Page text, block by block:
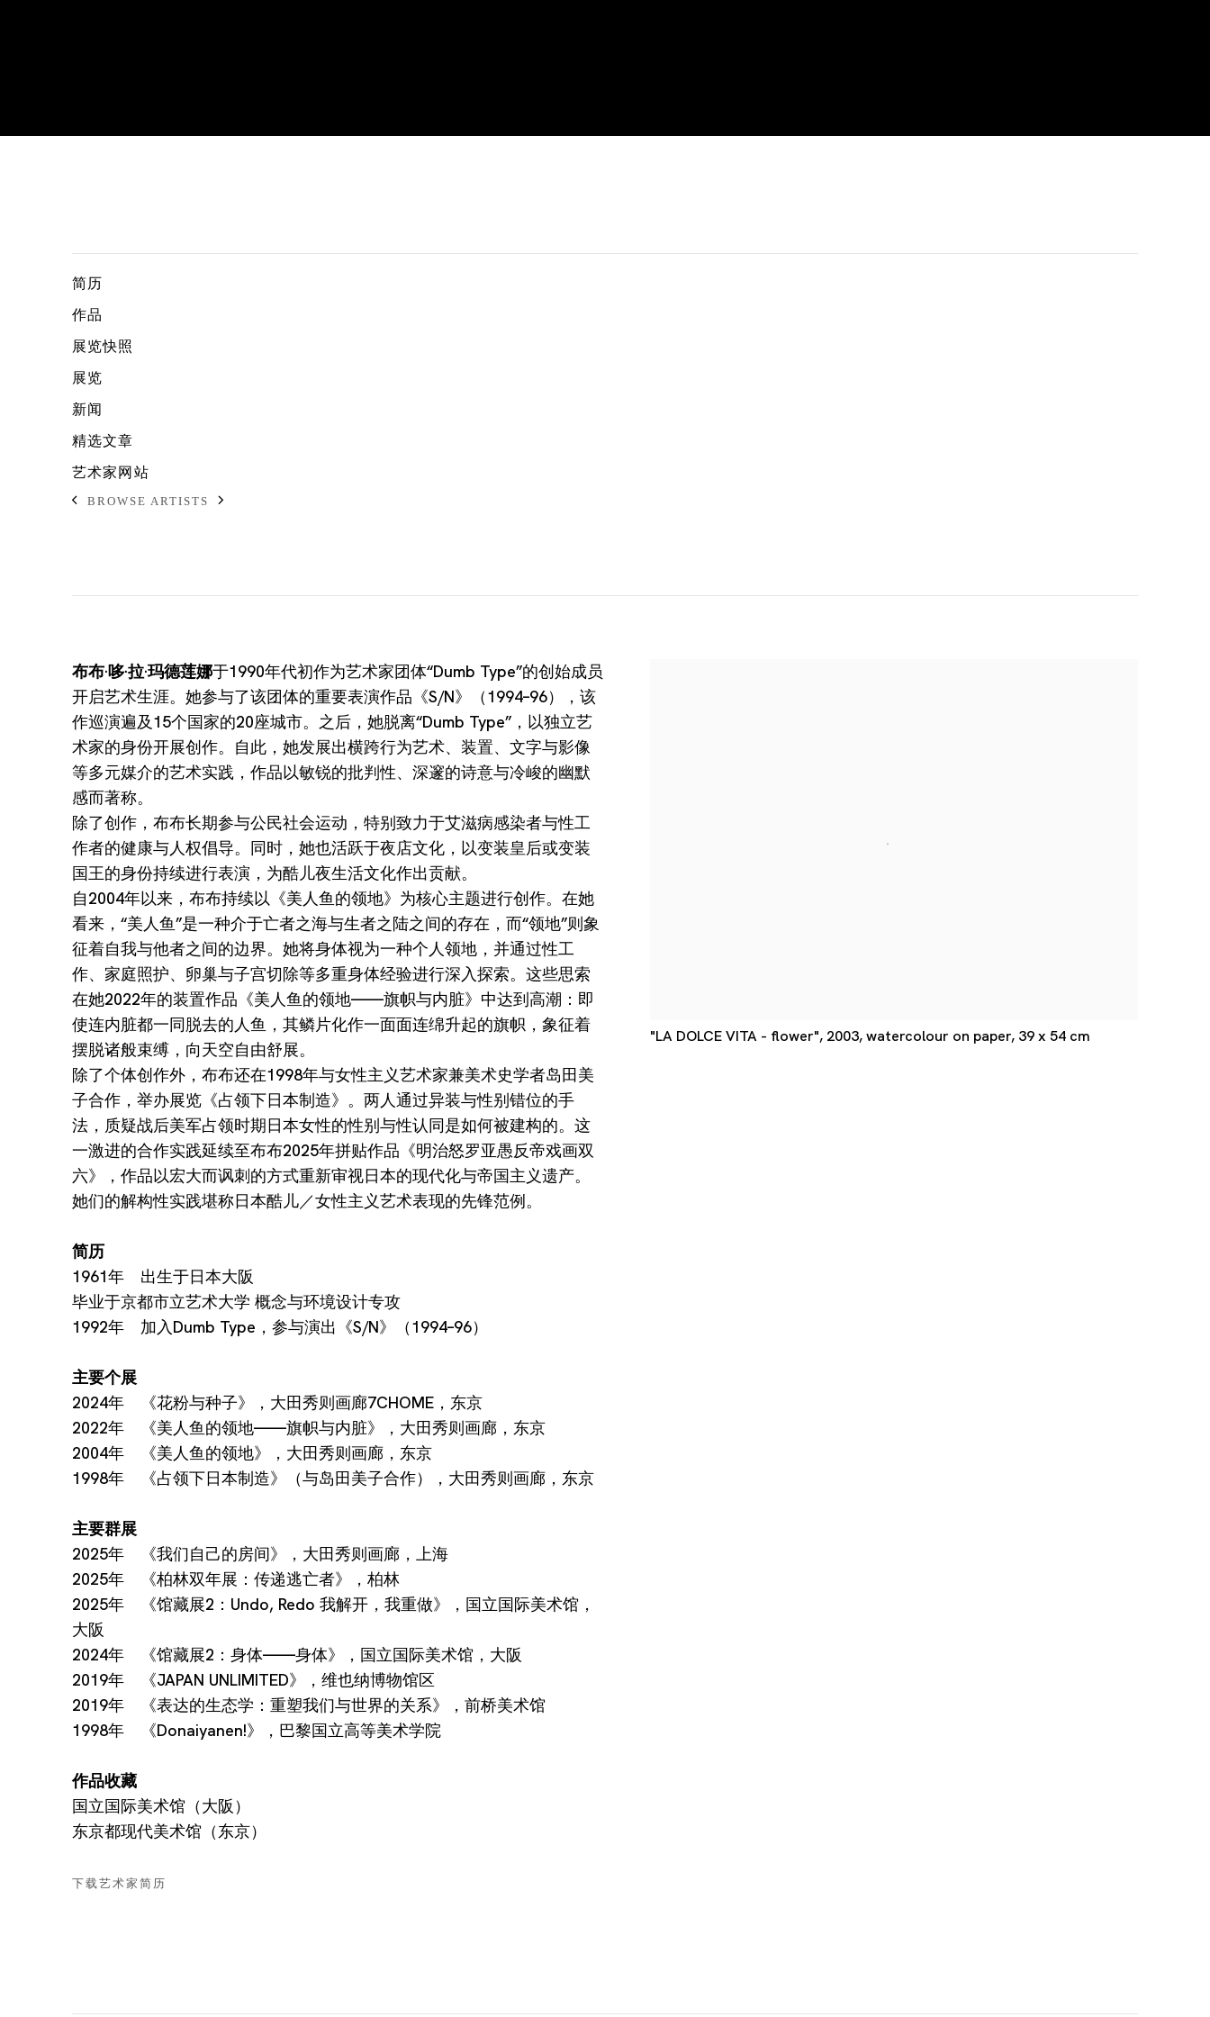
简历
作品
展览快照
展览
新闻
精选文章
艺术家网站
BROWSE ARTISTS
"LA DOLCE VITA - flower", 2003, watercolour on paper, 39 x 54 cm
布布·哆·拉·玛德莲娜于1990年代初作为艺术家团体“Dumb Type”的创始成员
开启艺术生涯。她参与了该团体的重要表演作品《S/N》（1994–96），该
作巡演遍及15个国家的20座城市。之后，她脱离“Dumb Type”，以独立艺
术家的身份开展创作。自此，她发展出横跨行为艺术、装置、文字与影像
等多元媒介的艺术实践，作品以敏锐的批判性、深邃的诗意与冷峻的幽默
感而著称。
除了创作，布布长期参与公民社会运动，特别致力于艾滋病感染者与性工
作者的健康与人权倡导。同时，她也活跃于夜店文化，以变装皇后或变装
国王的身份持续进行表演，为酷儿夜生活文化作出贡献。
自2004年以来，布布持续以《美人鱼的领地》为核心主题进行创作。在她
看来，“美人鱼”是一种介于亡者之海与生者之陆之间的存在，而“领地”则象
征着自我与他者之间的边界。她将身体视为一种个人领地，并通过性工
作、家庭照护、卵巢与子宫切除等多重身体经验进行深入探索。这些思索
在她2022年的装置作品《美人鱼的领地——旗帜与内脏》中达到高潮：即
使连内脏都一同脱去的人鱼，其鳞片化作一面面连绵升起的旗帜，象征着
摆脱诸般束缚，向天空自由舒展。
除了个体创作外，布布还在1998年与女性主义艺术家兼美术史学者岛田美
子合作，举办展览《占领下日本制造》。两人通过异装与性别错位的手
法，质疑战后美军占领时期日本女性的性别与性认同是如何被建构的。这
一激进的合作实践延续至布布2025年拼贴作品《明治怒罗亚愚反帝戏画双
六》，作品以宏大而讽刺的方式重新审视日本的现代化与帝国主义遗产。
她们的解构性实践堪称日本酷儿／女性主义艺术表现的先锋范例。
简历
1961年 出生于日本大阪
毕业于京都市立艺术大学 概念与环境设计专攻
1992年 加入Dumb Type，参与演出《S/N》（1994–96）
主要个展
2024年 《花粉与种子》，大田秀则画廊7CHOME，东京
2022年 《美人鱼的领地——旗帜与内脏》，大田秀则画廊，东京
2004年 《美人鱼的领地》，大田秀则画廊，东京
1998年 《占领下日本制造》（与岛田美子合作），大田秀则画廊，东京
主要群展
2025年 《我们自己的房间》，大田秀则画廊，上海
2025年 《柏林双年展：传递逃亡者》，柏林
2025年 《馆藏展2：Undo, Redo 我解开，我重做》，国立国际美术馆，
大阪
2024年 《馆藏展2：身体——身体》，国立国际美术馆，大阪
2019年 《JAPAN UNLIMITED》，维也纳博物馆区
2019年 《表达的生态学：重塑我们与世界的关系》，前桥美术馆
1998年 《Donaiyanen!》，巴黎国立高等美术学院
作品收藏
国立国际美术馆（大阪）
东京都现代美术馆（东京）
下载艺术家简历